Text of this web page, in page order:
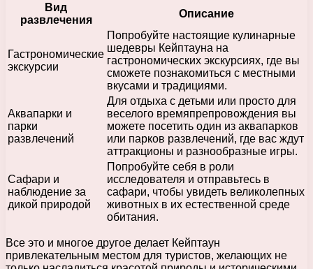
Вид
развлечения
Описание
Гастрономические
экскурсии
Попробуйте настоящие кулинарные
шедевры Кейптауна на
гастрономических экскурсиях, где вы
сможете познакомиться с местными
вкусами и традициями.
Аквапарки и
парки
развлечений
Для отдыха с детьми или просто для
веселого времяпрепровождения вы
можете посетить один из аквапарков
или парков развлечений, где вас ждут
аттракционы и разнообразные игры.
Сафари и
наблюдение за
дикой природой
Попробуйте себя в роли
исследователя и отправьтесь в
сафари, чтобы увидеть великолепных
животных в их естественной среде
обитания.
Все это и многое другое делает Кейптаун
привлекательным местом для туристов, желающих не